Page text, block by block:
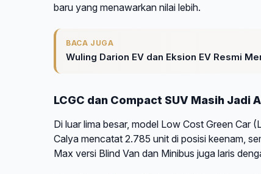
baru yang menawarkan nilai lebih.
BACA JUGA
Wuling Darion EV dan Eksion EV Resmi
LCGC dan Compact SUV Masih Jadi
Di luar lima besar, model Low Cost Green Car
Calya mencatat 2.785 unit di posisi keenam,
Max versi Blind Van dan Minibus juga laris